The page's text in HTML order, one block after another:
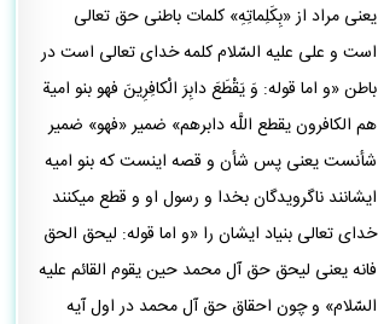
يعنى مراد از «بِكَلِماتِهِ» كلمات باطنى حق تعالى
است و على عليه السّلام كلمه خداى تعالى است در
باطن «و اما قوله: وَ يَقْطَعَ دابِرَ الْكافِرِينَ فهو بنو امية
هم الكافرون يقطع اللَّه دابرهم» ضمير «فهو» ضمير
شأنست يعنى پس شأن و قصه اينست كه بنو اميه
ايشانند ناگرويدگان بخدا و رسول او و قطع ميكنند
خداى تعالى بنياد ايشان را «و اما قوله: ليحق الحق
فانه يعنى ليحق حق آل محمد حين يقوم القائم عليه
السّلام» و چون احقاق حق آل محمد در اول آيه